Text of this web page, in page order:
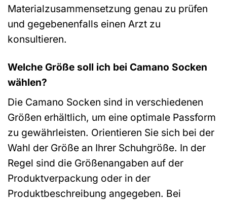
Materialzusammensetzung genau zu prüfen
und gegebenenfalls einen Arzt zu
konsultieren.
Welche Größe soll ich bei Camano Socken
wählen?
Die Camano Socken sind in verschiedenen
Größen erhältlich, um eine optimale Passform
zu gewährleisten. Orientieren Sie sich bei der
Wahl der Größe an Ihrer Schuhgröße. In der
Regel sind die Größenangaben auf der
Produktverpackung oder in der
Produktbeschreibung angegeben. Bei